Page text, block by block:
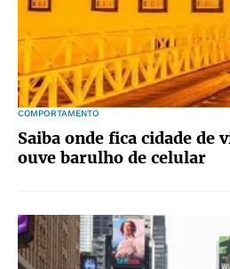
COMPORTAMENTO
Saiba onde fica cidade de
ouve barulho de celular